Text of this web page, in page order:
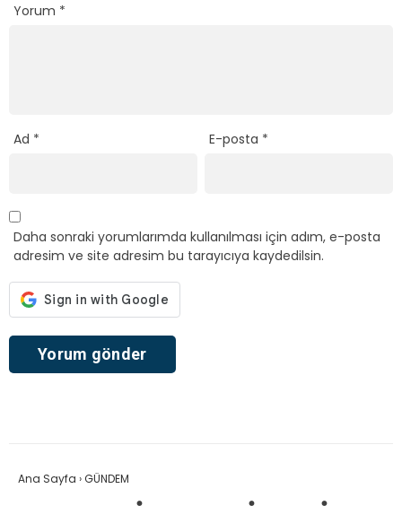
Yorum *
Ad * E-posta *
Daha sonraki yorumlarımda kullanılması için adım, e-posta
adresim ve site adresim bu tarayıcıya kaydedilsin.
Ana Sayfa ›GÜNDEM